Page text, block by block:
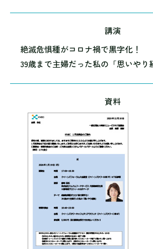
講演
絶滅危惧種がコロナ禍で黒字化！
39歳まで主婦だった私の「思いやり
資料